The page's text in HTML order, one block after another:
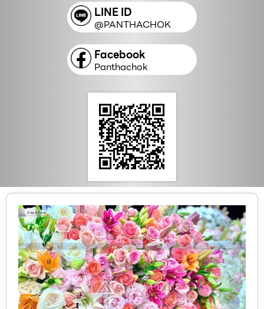
LINE ID
@PANTHACHOK
Facebook
Panthachok